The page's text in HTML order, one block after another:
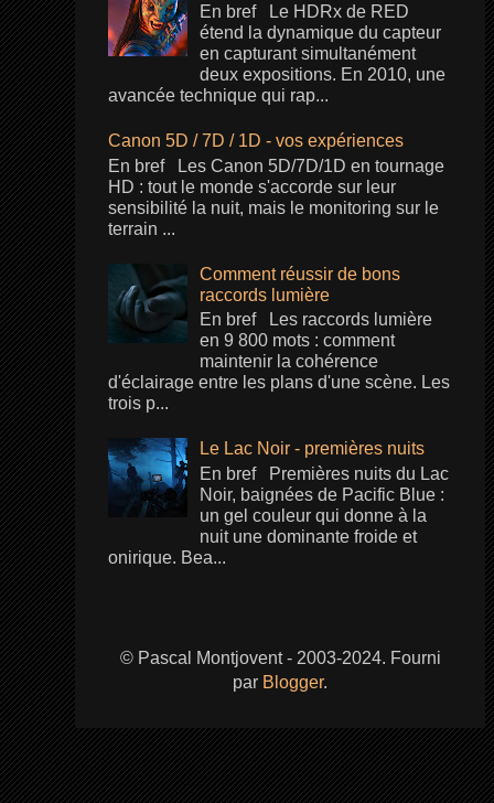
En bref Le HDRx de RED
étend la dynamique du capteur
en capturant simultanément
deux expositions. En 2010, une
avancée technique qui rap...
Canon 5D / 7D / 1D - vos expériences
En bref Les Canon 5D/7D/1D en tournage
HD : tout le monde s'accorde sur leur
sensibilité la nuit, mais le monitoring sur le
terrain ...
Comment réussir de bons
raccords lumière
En bref Les raccords lumière
en 9 800 mots : comment
maintenir la cohérence
d'éclairage entre les plans d'une scène. Les
trois p...
Le Lac Noir - premières nuits
En bref Premières nuits du Lac
Noir, baignées de Pacific Blue :
un gel couleur qui donne à la
nuit une dominante froide et
onirique. Bea...
© Pascal Montjovent - 2003-2024. Fourni
par Blogger.